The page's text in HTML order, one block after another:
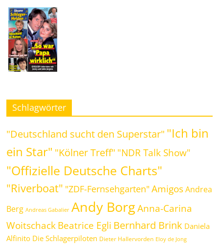
Schlagwörter
"Deutschland sucht den Superstar" "Ich bin
ein Star" "Kölner Treff" "NDR Talk Show"
"Offizielle Deutsche Charts"
"Riverboat" "ZDF-Fernsehgarten" Amigos Andrea
Berg Andreas Gabalier Andy Borg Anna-Carina
WoitschackBeatrice Egli Bernhard Brink Daniela
Alfinito Die Schlagerpiloten Dieter Hallervorden Eloy de Jong